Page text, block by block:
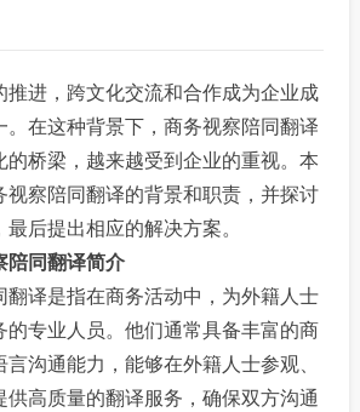
进，跨文化交流和合作成为企业成
。在这种背景下，商务视察陪同翻译
的桥梁，越来越受到企业的重视。本
视察陪同翻译的背景和职责，并探讨
后提出相应的解决方案。
陪同翻译简介
译是指在商务活动中，为外籍人士
的专业人员。他们通常具备丰富的商
沟通能力，能够在外籍人士参观、
供高质量的翻译服务，确保双方沟通